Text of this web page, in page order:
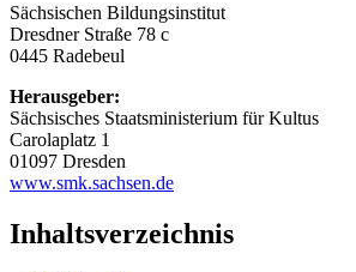
Sächsischen Bildungsinstitut
Dresdner Straße 78 c
0445 Radebeul
Herausgeber:
Sächsisches Staatsministerium für Kultus
Carolaplatz 1
01097 Dresden
www.smk.sachsen.de
Inhaltsverzeichnis